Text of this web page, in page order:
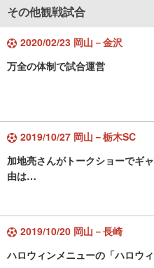
その他観戦試合
2020/02/23 岡山－金沢
万全の体制で試合運営
2019/10/27 岡山－栃木SC
加地亮さんがトークショーでギ
由は…
2019/10/20 岡山－長崎
ハロウィンメニューの「ハロウ